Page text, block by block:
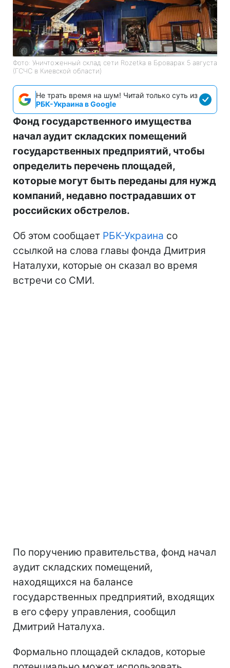
Фото: Уничтоженный склад сети Rozetka в Броварах 5 августа
(ГСЧС в Киевской области)
Не трать время на шум! Читай только суть из
РБК-Украина в Google
Фонд государственного имущества
начал аудит складских помещений
государственных предприятий, чтобы
определить перечень площадей,
которые могут быть переданы для нужд
компаний, недавно пострадавших от
российских обстрелов.
Об этом сообщает РБК-Украина со
ссылкой на слова главы фонда Дмитрия
Наталухи, которые он сказал во время
встречи со СМИ.
По поручению правительства, фонд начал
аудит складских помещений,
находящихся на балансе
государственных предприятий, входящих
в его сферу управления, сообщил
Дмитрий Наталуха.
Формально площадей складов, которые